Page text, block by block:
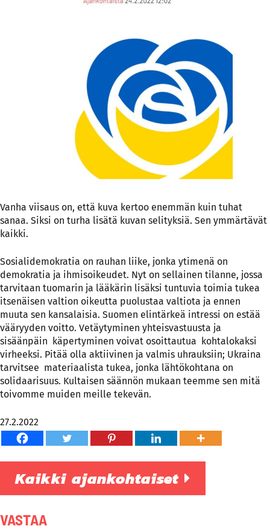
Vanha viisaus on, että kuva kertoo enemmän kuin tuhat
sanaa. Siksi on turha lisätä kuvan selityksiä. Sen ymmärtävät
kaikki.
Sosialidemokratia on rauhan liike, jonka ytimenä on
demokratia ja ihmisoikeudet. Nyt on sellainen tilanne, jossa
tarvitaan tuomarin ja lääkärin lisäksi tuntuvia toimia tukea
itsenäisen valtion oikeutta puolustaa valtiota ja ennen
muuta sen kansalaisia. Suomen elintärkeä intressi on estää
vääryyden voitto. Vetäytyminen yhteisvastuusta ja
sisäänpäin käpertyminen voivat osoittautua kohtalokaksi
virheeksi. Pitää olla aktiivinen ja valmis uhrauksiin; Ukraina
tarvitsee materiaalista tukea, jonka lähtökohtana on
solidaarisuus. Kultaisen säännön mukaan teemme sen mitä
toivomme muiden meille tekevän.
27.2.2022
Kaikki ajankohtaiset
VASTAA